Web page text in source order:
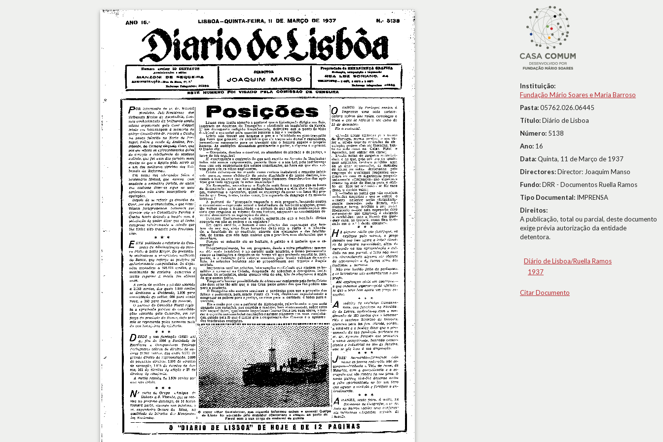
Instituição:
Fundação Mário Soares e Maria Barroso
Pasta:05762.026.06445
Título:Diário de Lisboa
Número: 5138
Ano: 16
Data:Quinta, 11 de Março de 1937
Directores:Director: Joaquim Manso
Fundo:DRR - Documentos Ruella Ramos
Tipo Documental: IMPRENSA
Direitos:
A publicação, total ou parcial, deste documento
exige prévia autorização da entidade
detentora.
Diário de Lisboa/Ruella Ramos
1937
Citar Documento